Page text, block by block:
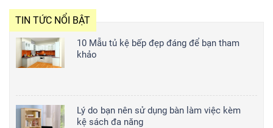
TIN TỨC NỔI BẬT
10 Mẫu tủ kệ bếp đẹp đáng để bạn tham
khảo
Lý do bạn nên sử dụng bàn làm việc kèm
kệ sách đa năng